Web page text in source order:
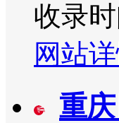
收录
网站
重